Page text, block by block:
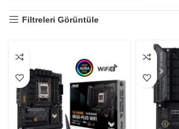
Filtreleri Görüntüle